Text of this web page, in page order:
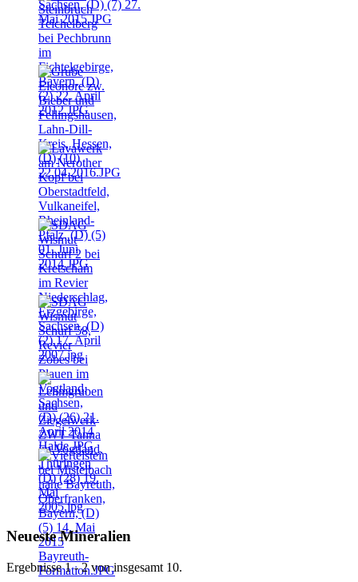
Neueste Mineralien
Ergebnisse 1 - 2 von insgesamt 10.